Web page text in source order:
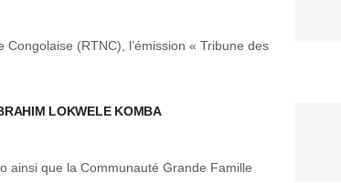
(RTNC), l’émission « Tribune des
LOKWELE KOMBA
ainsi que la Communauté Grande Famille